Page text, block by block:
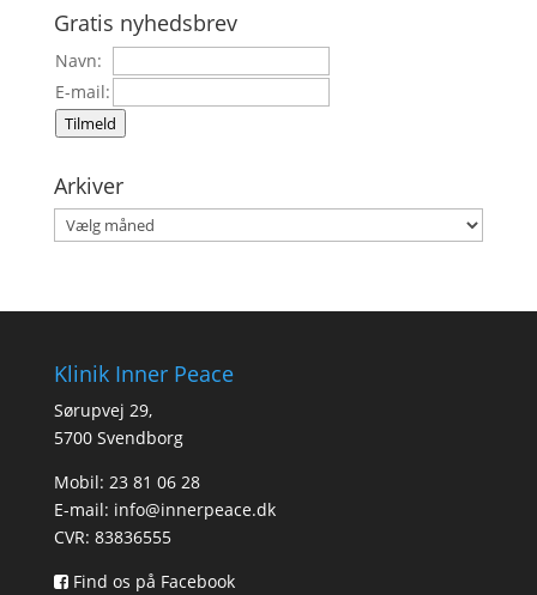
Gratis nyhedsbrev
Navn:
E-mail:
Tilmeld
Arkiver
Arkiver
Klinik Inner Peace
Sørupvej 29,
5700 Svendborg
Mobil: 23 81 06 28
E-mail: info@innerpeace.dk
CVR: 83836555
Find os på Facebook